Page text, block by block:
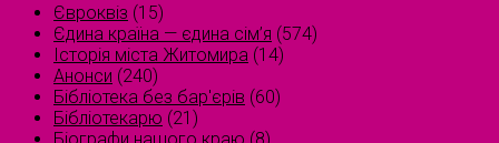
Євроквіз (15)
Єдина країна — єдина сім’я (574)
Історія міста Житомира (14)
Анонси (240)
Бібліотека без бар'єрів (60)
Бібліотекарю (21)